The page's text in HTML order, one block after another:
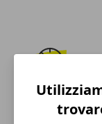
199 km/h
Velocità